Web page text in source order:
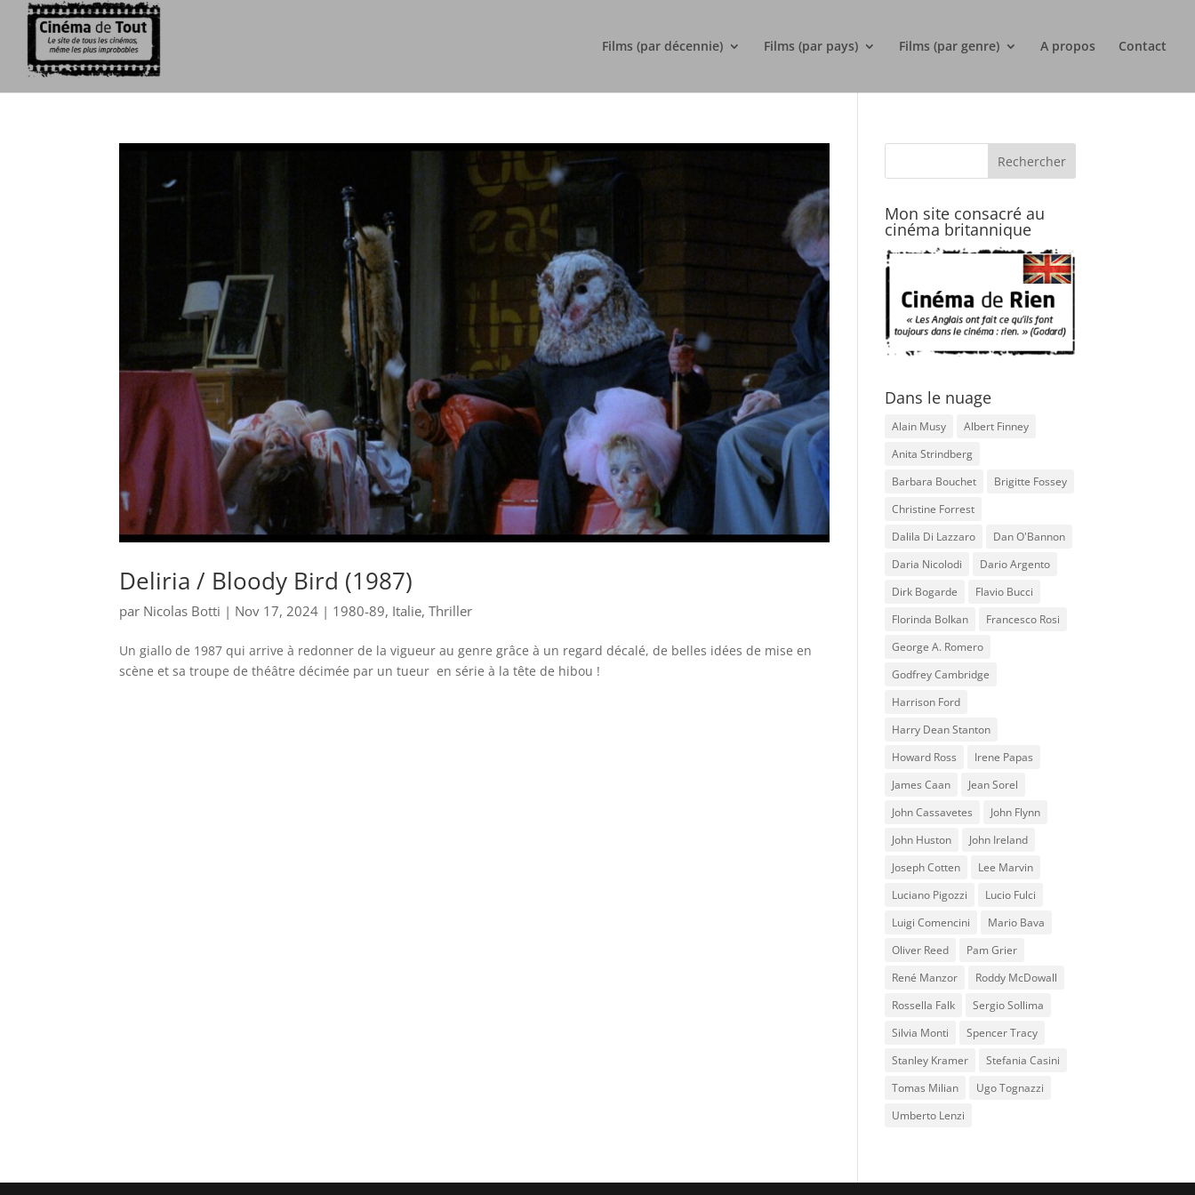
Films (par décennie) Films (par pays) Films (par genre) A propos Contact
Deliria / Bloody Bird (1987)
par Nicolas Botti | Nov 17, 2024 | 1980-89, Italie,Thriller
Un giallo de 1987 qui arrive à redonner de la vigueur au genre grâce à un regard décalé, de belles idées de mise en
scène et sa troupe de théâtre décimée par un tueur en série à la tête de hibou !
Mon site consacré au
cinéma britannique
Dans le nuage
Alain Musy
Albert Finney
Anita Strindberg
Barbara Bouchet
Brigitte Fossey
Christine Forrest
Dalila Di Lazzaro
Dan O'Bannon
Daria Nicolodi
Dario Argento
Dirk Bogarde
Flavio Bucci
Florinda Bolkan
Francesco Rosi
George A. Romero
Godfrey Cambridge
Harrison Ford
Harry Dean Stanton
Howard Ross
Irene Papas
James Caan
Jean Sorel
John Cassavetes
John Flynn
John Huston
John Ireland
Joseph Cotten
Lee Marvin
Luciano Pigozzi
Lucio Fulci
Luigi Comencini
Mario Bava
Oliver Reed
Pam Grier
René Manzor
Roddy McDowall
Rossella Falk
Sergio Sollima
Silvia Monti
Spencer Tracy
Stanley Kramer
Stefania Casini
Tomas Milian
Ugo Tognazzi
Umberto Lenzi